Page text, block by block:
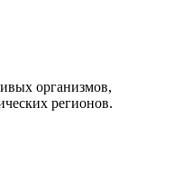
организмов,
регионов.